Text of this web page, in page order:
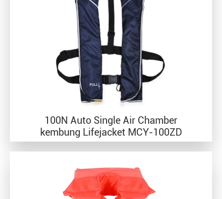
100N Auto Single Air Chamber
kembung Lifejacket MCY-100ZD